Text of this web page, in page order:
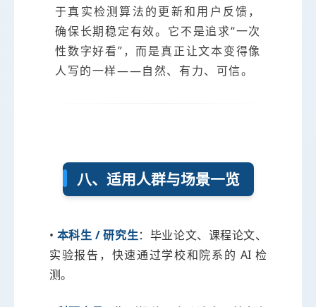
于真实检测算法的更新和用户反馈，
确保长期稳定有效。它不是追求“一次
性数字好看”，而是真正让文本变得像
人写的一样——自然、有力、可信。
八、适用人群与场景一览
• 本科生 / 研究生：毕业论文、课程论文、
实验报告，快速通过学校和院系的 AI 检
测。